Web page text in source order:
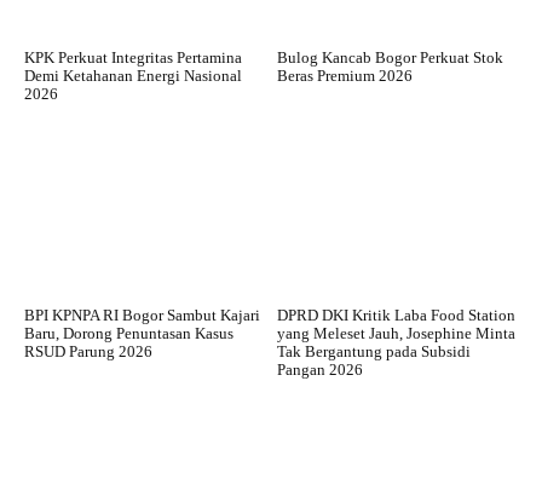
KPK Perkuat Integritas Pertamina
Demi Ketahanan Energi Nasional
2026
Bulog Kancab Bogor Perkuat Stok
Beras Premium 2026
BPI KPNPA RI Bogor Sambut Kajari
Baru, Dorong Penuntasan Kasus
RSUD Parung 2026
DPRD DKI Kritik Laba Food Station
yang Meleset Jauh, Josephine Minta
Tak Bergantung pada Subsidi
Pangan 2026